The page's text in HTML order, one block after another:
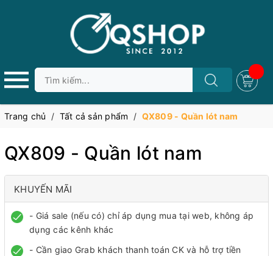
Trang chủ / Tất cả sản phẩm / QX809 - Quần lót nam
QX809 - Quần lót nam
KHUYẾN MÃI
- Giá sale (nếu có) chỉ áp dụng mua tại web, không áp
dụng các kênh khác
- Cần giao Grab khách thanh toán CK và hỗ trợ tiền